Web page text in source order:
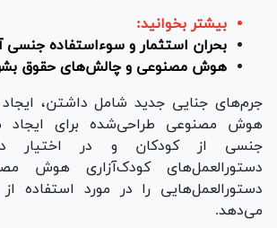
بیشتر بخوانید:
بحران استثمار و سوءاستفاده جنسی
هوش مصنوعی و چالش‌های حقوق
جرم‌های جنایی جدید شامل داشتن، ایجاد
هوش مصنوعی طراحی‌شده برای ایجاد
جنسی از کودکان و در اختیار
دستورالعمل‌های کودک‌آزاری هوش
دستورالعمل‌هایی را در مورد استفاده از
می‌دهد.